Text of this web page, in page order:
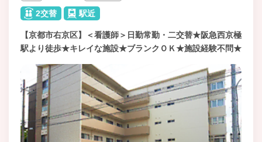
2交替
駅近
【京都市右京区】＜看護師＞日勤常勤・二交替★阪急西京極
駅より徒歩★キレイな施設★ブランクＯＫ★施設経験不問★